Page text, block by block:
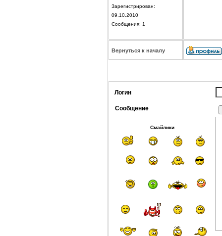
Зарегистрирован:
09.10.2010
Сообщения: 1
Вернуться к началу
Логин
Сообщение
Смайлики